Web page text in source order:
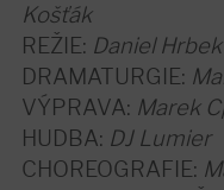
Košťák
REŽIE: Daniel Hrbek
DRAMATURGIE:
VÝPRAVA: Marek
HUDBA: DJ Lumier
CHOREOGRAFIE: